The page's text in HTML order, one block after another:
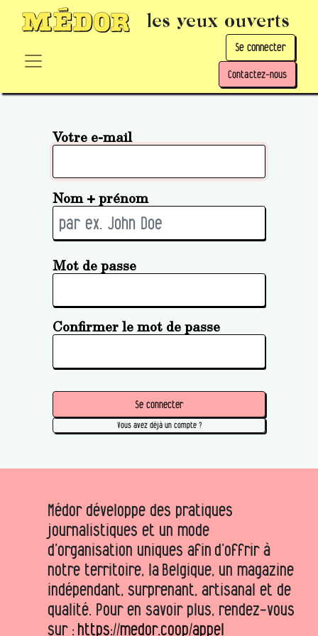
les yeux ouverts
Se connecter
Contactez-nous
Votre e-mail
Nom + prénom
Mot de passe
Confirmer le mot de passe
Se connecter
Vous avez déjà un compte ?
Médor développe des pratiques
journalistiques et un mode
d’organisation uniques afin d’offrir à
notre territoire, la Belgique, un magazine
indépendant, surprenant, artisanal et de
qualité. Pour en savoir plus, rendez-vous
sur : https://medor.coop/appel